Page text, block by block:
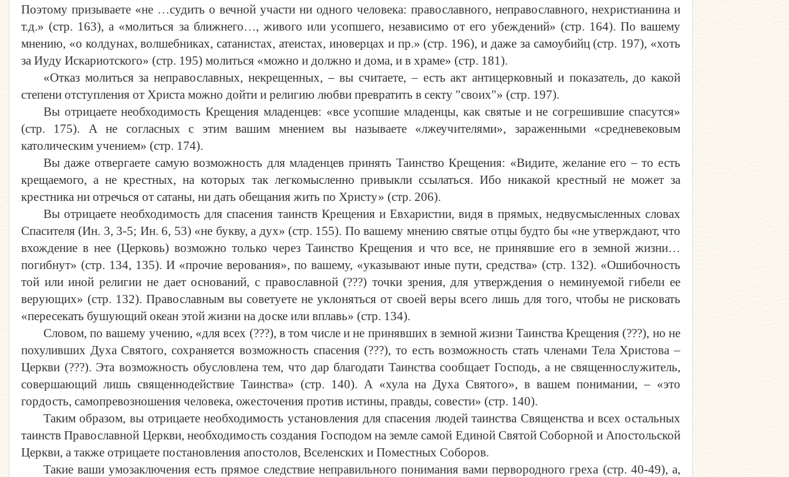
Поэтому призываете «не …судить о вечной участи ни одного человека: православного, неправославного, нехристианина и
т.д.» (стр. 163), а «молиться за ближнего…, живого или усопшего, независимо от его убеждений» (стр. 164). По вашему
мнению, «о колдунах, волшебниках, сатанистах, атеистах, иноверцах и пр.» (стр. 196), и даже за самоубийц (стр. 197), «хоть
за Иуду Искариотского» (стр. 195) молиться «можно и должно и дома, и в храме» (стр. 181).
«Отказ молиться за неправославных, некрещенных, – вы считаете, – есть акт антицерковный и показатель, до какой
степени отступления от Христа можно дойти и религию любви превратить в секту "своих"» (стр. 197).
Вы отрицаете необходимость Крещения младенцев: «все усопшие младенцы, как святые и не согрешившие спасутся»
(стр. 175). А не согласных с этим вашим мнением вы называете «лжеучителями», зараженными «средневековым
католическим учением» (стр. 174).
Вы даже отвергаете самую возможность для младенцев принять Таинство Крещения: «Видите, желание его – то есть
крещаемого, а не крестных, на которых так легкомысленно привыкли ссылаться. Ибо никакой крестный не может за
крестника ни отречься от сатаны, ни дать обещания жить по Христу» (стр. 206).
Вы отрицаете необходимость для спасения таинств Крещения и Евхаристии, видя в прямых, недвусмысленных словах
Спасителя (Ин. 3, 3-5; Ин. 6, 53) «не букву, а дух» (стр. 155). По вашему мнению святые отцы будто бы «не утверждают, что
вхождение в нее (Церковь) возможно только через Таинство Крещения и что все, не принявшие его в земной жизни…
погибнут» (стр. 134, 135). И «прочие верования», по вашему, «указывают иные пути, средства» (стр. 132). «Ошибочность
той или иной религии не дает оснований, с православной (???) точки зрения, для утверждения о неминуемой гибели ее
верующих» (стр. 132). Православным вы советуете не уклоняться от своей веры всего лишь для того, чтобы не рисковать
«пересекать бушующий океан этой жизни на доске или вплавь» (стр. 134).
Словом, по вашему учению, «для всех (???), в том числе и не принявших в земной жизни Таинства Крещения (???), но не
похуливших Духа Святого, сохраняется возможность спасения (???), то есть возможность стать членами Тела Христова –
Церкви (???). Эта возможность обусловлена тем, что дар благодати Таинства сообщает Господь, а не священнослужитель,
совершающий лишь священнодействие Таинства» (стр. 140). А «хула на Духа Святого», в вашем понимании, – «это
гордость, самопревозношения человека, ожесточения против истины, правды, совести» (стр. 140).
Таким образом, вы отрицаете необходимость установления для спасения людей таинства Священства и всех остальных
таинств Православной Церкви, необходимость создания Господом на земле самой Единой Святой Соборной и Апостольской
Церкви, а также отрицаете постановления апостолов, Вселенских и Поместных Соборов.
Такие ваши умозаключения есть прямое следствие неправильного понимания вами первородного греха (стр. 40-49), а,